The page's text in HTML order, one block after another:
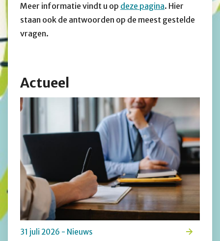
Meer informatie vindt u op deze pagina. Hier
staan ook de antwoorden op de meest gestelde
vragen.
Actueel
31 juli 2026 - Nieuws